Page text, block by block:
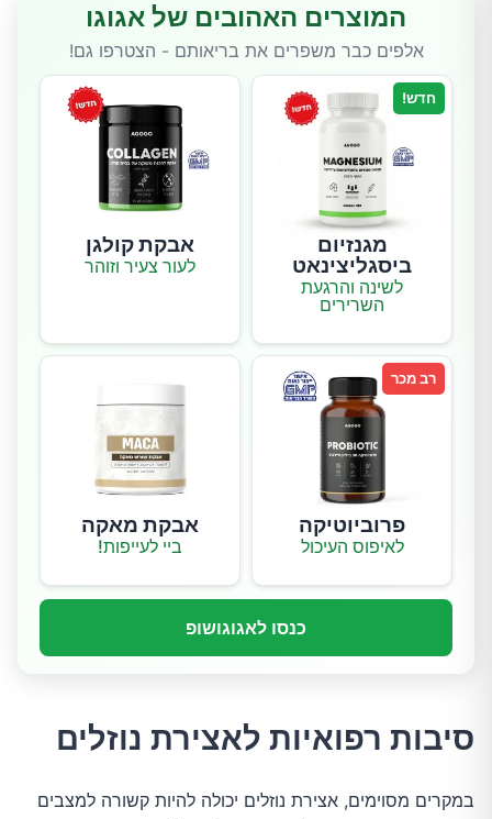
המוצרים האהובים של אגוגו
אלפים כבר משפרים את בריאותם - הצטרפו גם!
חדש!
מגנזיום
ביסגליצינאט
לשינה והרגעת
השרירים
אבקת קולגן
לעור צעיר וזוהר
רב מכר
פרוביוטיקה
לאיפוס העיכול
אבקת מאקה
ביי לעייפות!
כנסו לאגוגושופ
סיבות רפואיות לאצירת נוזלים